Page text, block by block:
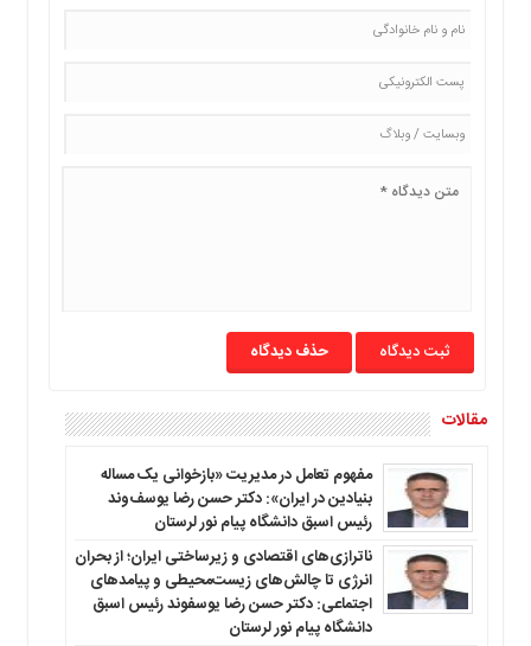
حذف دیدگاه
مقالات
مفهوم تعامل در مدیریت «بازخوانی یک مساله
بنیادین در ایران»: دکتر حسن رضا یوسف‌وند
رئیس اسبق دانشگاه پیام نور لرستان
ناترازی‌های اقتصادی و زیرساختی ایران؛ از بحران
انرژی تا چالش‌های زیست‌محیطی و پیامدهای
اجتماعی: دکتر حسن رضا یوسفوند رئیس اسبق
دانشگاه پیام نور لرستان